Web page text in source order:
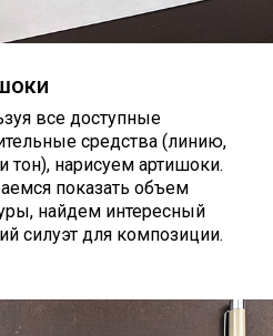
все доступные
средства (линию,
тон), нарисуем артишоки.
показать объем
найдем интересный
силуэт для композиции.